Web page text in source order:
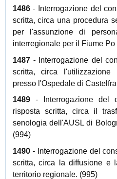
1486- Interrogazione del
scritta, circa una procedura
per l'assunzione di
interregionale per il Fiume Po
1487- Interrogazione del
scritta, circa l'utilizzazione
presso l'Ospedale di
1489- Interrogazione del
risposta scritta, circa il
senologia dell'AUSL di
(994)
1490- Interrogazione del
scritta, circa la diffusione e
territorio regionale. (995)